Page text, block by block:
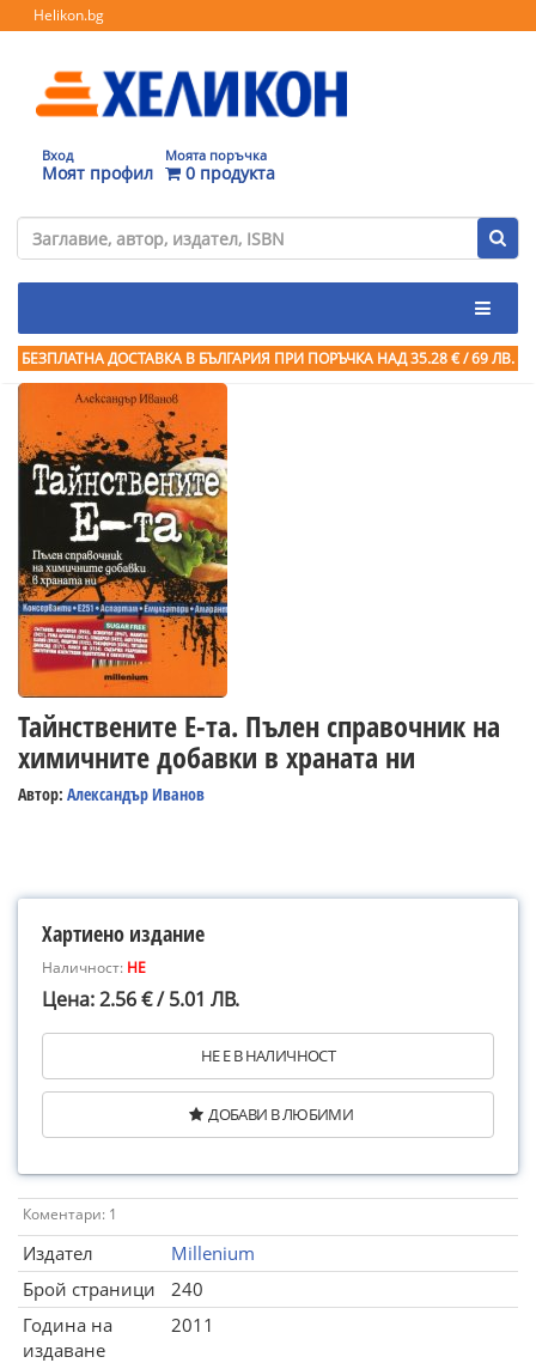
Helikon.bg
Вход
Моят профил
Моята поръчка
0 продукта
БЕЗПЛАТНА ДОСТАВКА В БЪЛГАРИЯ ПРИ ПОРЪЧКА НАД 35.28 € / 69 ЛВ.
Тайнствените Е-та. Пълен справочник на
химичните добавки в храната ни
Автор: Александър Иванов
Хартиено издание
Наличност: НЕ
Цена: 2.56 € / 5.01 ЛВ.
НЕ Е В НАЛИЧНОСТ
ДОБАВИ В ЛЮБИМИ
Коментари: 1
Издател
Millenium
Брой страници
240
Година на
издаване
2011